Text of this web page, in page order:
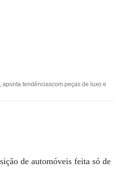
tendênciascom peças de luxo e
de automóveis feita só de